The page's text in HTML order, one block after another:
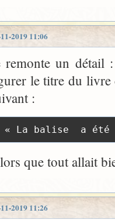
2019 11:06
remonte un détail
le titre du livre
:
« La balise  a été
que tout allait
2019 11:26